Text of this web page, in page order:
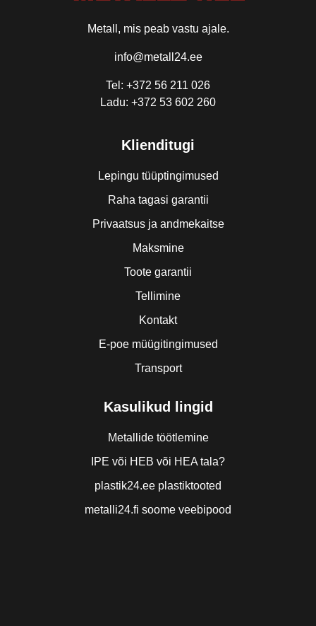
Metall, mis peab vastu ajale.
info@metall24.ee
Tel: +372 56 211 026
Ladu: +372 53 602 260
Klienditugi
Lepingu tüüptingimused
Raha tagasi garantii
Privaatsus ja andmekaitse
Maksmine
Toote garantii
Tellimine
Kontakt
E-poe müügitingimused
Transport
Kasulikud lingid
Metallide töötlemine
IPE või HEB või HEA tala?
plastik24.ee plastiktooted
metalli24.fi soome veebipood